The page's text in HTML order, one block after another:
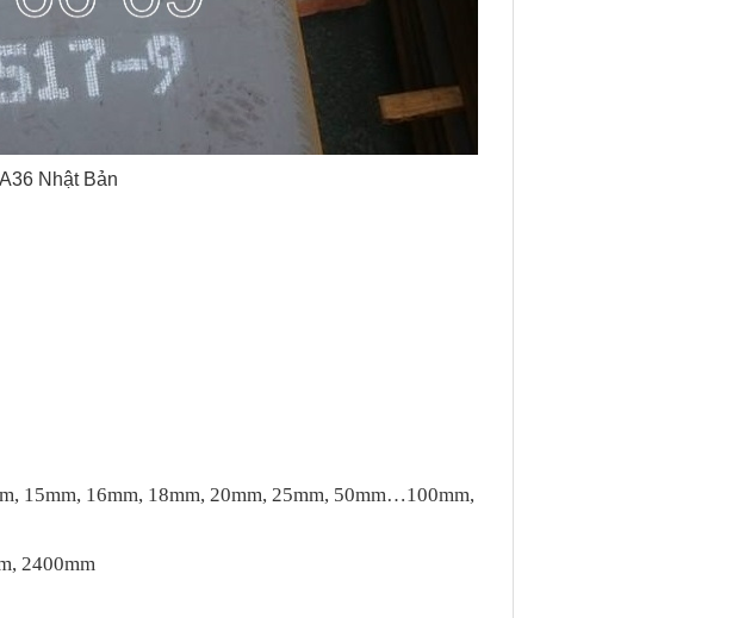
Nhật Bản
15mm, 16mm, 18mm, 20mm, 25mm, 50mm…100mm,
2400mm